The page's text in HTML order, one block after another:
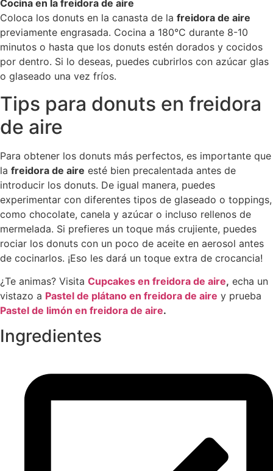
Cocina en la freidora de aire
Coloca los donuts en la canasta de la freidora de aire
previamente engrasada. Cocina a 180°C durante 8-10
minutos o hasta que los donuts estén dorados y cocidos
por dentro. Si lo deseas, puedes cubrirlos con azúcar glas
o glaseado una vez fríos.
Tips para donuts en freidora
de aire
Para obtener los donuts más perfectos, es importante que
la freidora de aire esté bien precalentada antes de
introducir los donuts. De igual manera, puedes
experimentar con diferentes tipos de glaseado o toppings,
como chocolate, canela y azúcar o incluso rellenos de
mermelada. Si prefieres un toque más crujiente, puedes
rociar los donuts con un poco de aceite en aerosol antes
de cocinarlos. ¡Eso les dará un toque extra de crocancia!
¿Te animas? Visita Cupcakes en freidora de aire, echa un
vistazo a Pastel de plátano en freidora de aire y prueba
Pastel de limón en freidora de aire.
Ingredientes